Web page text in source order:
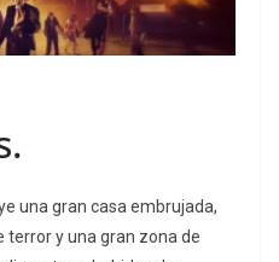
una gran casa embrujada,
terror y una gran zona de